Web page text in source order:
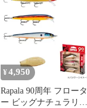
ーコード /
¥ 4,950
Rapala 90周年 フロータ
ー ビッグナチュラリス